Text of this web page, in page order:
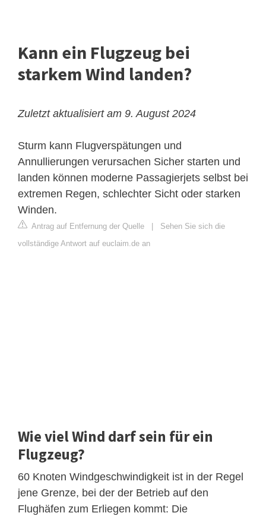
Kann ein Flugzeug bei
starkem Wind landen?
Zuletzt aktualisiert am 9. August 2024
Sturm kann Flugverspätungen und
Annullierungen verursachen Sicher starten und
landen können moderne Passagierjets selbst bei
extremen Regen, schlechter Sicht oder starken
Winden.
Antrag auf Entfernung der Quelle
Sehen Sie sich die
vollständige Antwort auf euclaim.de an
Wie viel Wind darf sein für ein
Flugzeug?
60 Knoten Windgeschwindigkeit ist in der Regel
jene Grenze, bei der der Betrieb auf den
Flughäfen zum Erliegen kommt: Die